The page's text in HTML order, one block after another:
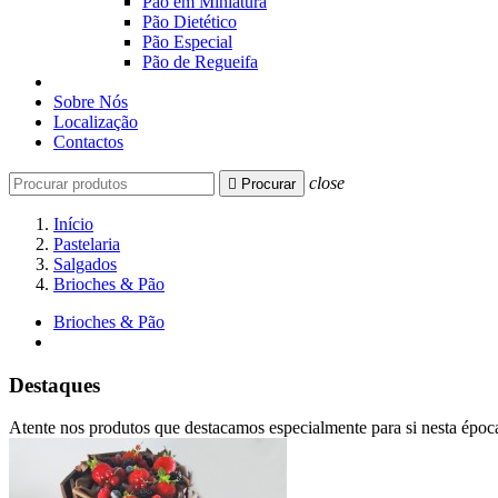
Pão Dietético
Pão Especial
Pão de Regueifa
Sobre Nós
Localização
Contactos
 Procurar close
Início
Pastelaria
Salgados
Brioches & Pão
Brioches & Pão
Destaques
Atente nos produtos que destacamos especialmente para si nesta